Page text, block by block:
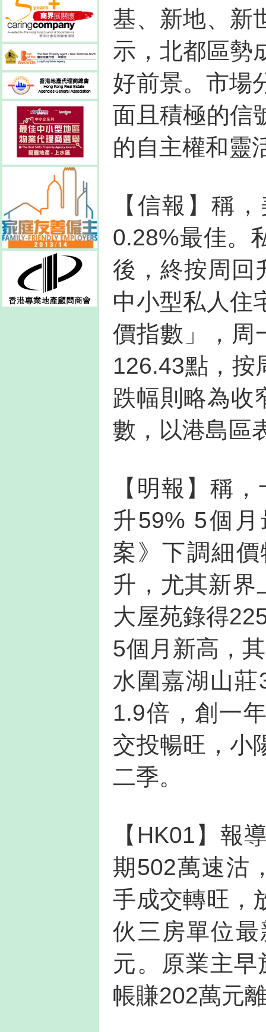
基、新地、新
示，北都區勢
好前景。市場
面且積極的信
的自主權和靈
【信報】稱
0.28%最佳。
後，終按周回
中小型私人住
價指數」，周
126.43點，按
跌幅則略為收
數，以港島區
【明報】稱
升59% 5個
案》下調細
升，尤其新界
大屋苑錄得
5個月新高，
水圍嘉湖山
1.9倍，創一
交投暢旺，小
二季。
【HK01】報
期502萬速沽
手成交轉旺，
伙三房單位
元。原業主
帳賺202萬元